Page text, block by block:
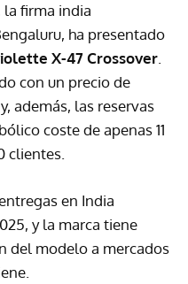
la firma india
ha presentado
X-47 Crossover
con un precio de
y, además, las reservas
coste de apenas 11
clientes.
en India
y la marca tiene
del modelo a mercados